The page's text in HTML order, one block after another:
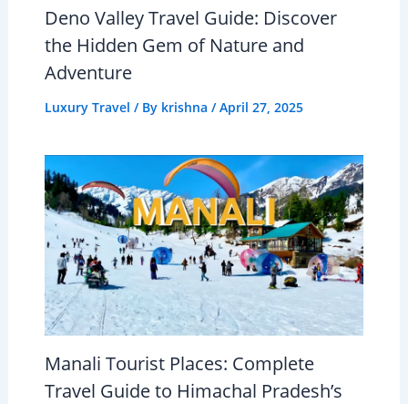
Deno Valley Travel Guide: Discover
the Hidden Gem of Nature and
Adventure
Luxury Travel / By krishna /April 27, 2025
Manali Tourist Places: Complete
Travel Guide to Himachal Pradesh’s